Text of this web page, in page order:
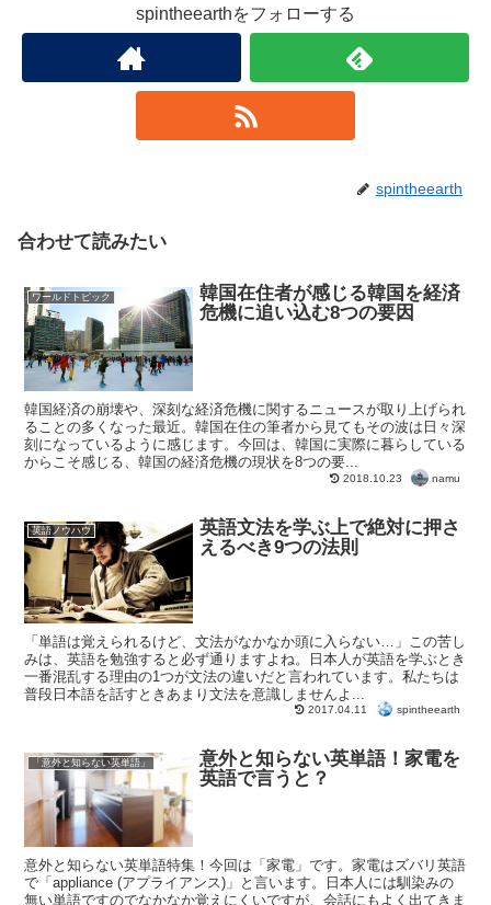
spintheearthをフォローする
spintheearth
合わせて読みたい
ワールドトピック
韓国在住者が感じる韓国を経済
危機に追い込む8つの要因
韓国経済の崩壊や、深刻な経済危機に関するニュースが取り上げられ
ることの多くなった最近。韓国在住の筆者から見てもその波は日々深
刻になっているように感じます。今回は、韓国に実際に暮らしている
からこそ感じる、韓国の経済危機の現状を8つの要...
2018.10.23 namu
英語ノウハウ
英語文法を学ぶ上で絶対に押さ
えるべき9つの法則
「単語は覚えられるけど、文法がなかなか頭に入らない…」この苦し
みは、英語を勉強すると必ず通りますよね。日本人が英語を学ぶとき
一番混乱する理由の1つが文法の違いだと言われています。私たちは
普段日本語を話すときあまり文法を意識しませんよ...
2017.04.11 spintheearth
「意外と知らない英単語」
意外と知らない英単語！家電を
英語で言うと？
意外と知らない英単語特集！今回は「家電」です。家電はズバリ英語
で「appliance (アプライアンス)」と言います。日本人には馴染みの
無い単語ですのでなかなか覚えにくいですが、会話にもよく出てきま